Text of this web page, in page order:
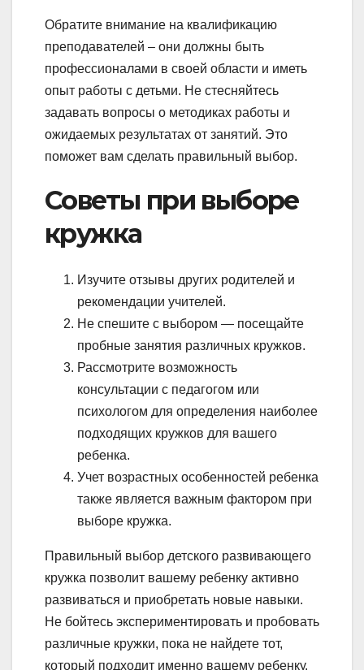
Обратите внимание на квалификацию
преподавателей – они должны быть
профессионалами в своей области и иметь
опыт работы с детьми. Не стесняйтесь
задавать вопросы о методиках работы и
ожидаемых результатах от занятий. Это
поможет вам сделать правильный выбор.
Советы при выборе
кружка
Изучите отзывы других родителей и
рекомендации учителей.
Не спешите с выбором — посещайте
пробные занятия различных кружков.
Рассмотрите возможность
консультации с педагогом или
психологом для определения наиболее
подходящих кружков для вашего
ребенка.
Учет возрастных особенностей ребенка
также является важным фактором при
выборе кружка.
Правильный выбор детского развивающего
кружка позволит вашему ребенку активно
развиваться и приобретать новые навыки.
Не бойтесь экспериментировать и пробовать
различные кружки, пока не найдете тот,
который подходит именно вашему ребенку.